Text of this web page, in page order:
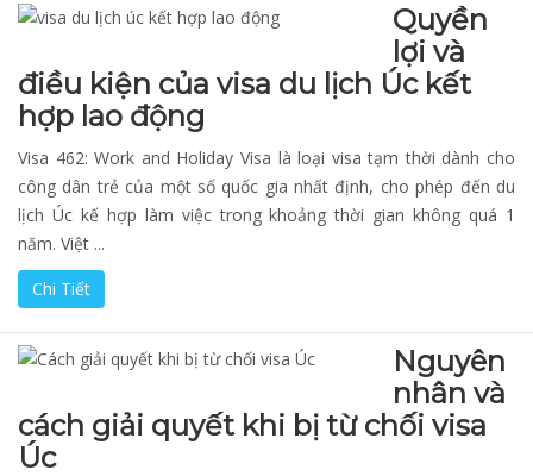
Quyền
lợi và
điều kiện của visa du lịch Úc kết
hợp lao động
Visa 462: Work and Holiday Visa là loại visa tạm thời dành cho
công dân trẻ của một số quốc gia nhất định, cho phép đến du
lịch Úc kế hợp làm việc trong khoảng thời gian không quá 1
năm. Việt ...
Chi Tiết
Nguyên
nhân và
cách giải quyết khi bị từ chối visa
Úc